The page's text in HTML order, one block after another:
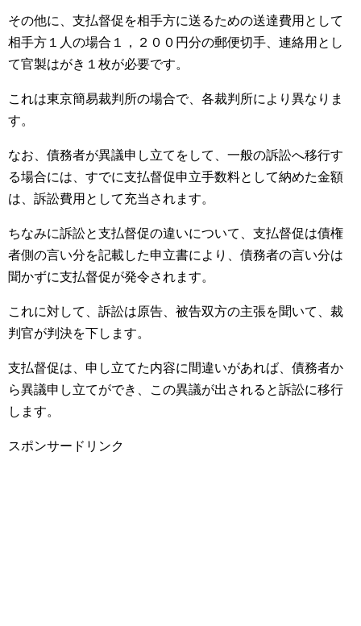
その他に、支払督促を相手方に送るための送達費用として
相手方１人の場合１，２００円分の郵便切手、連絡用とし
て官製はがき１枚が必要です。
これは東京簡易裁判所の場合で、各裁判所により異なりま
す。
なお、債務者が異議申し立てをして、一般の訴訟へ移行す
る場合には、すでに支払督促申立手数料として納めた金額
は、訴訟費用として充当されます。
ちなみに訴訟と支払督促の違いについて、支払督促は債権
者側の言い分を記載した申立書により、債務者の言い分は
聞かずに支払督促が発令されます。
これに対して、訴訟は原告、被告双方の主張を聞いて、裁
判官が判決を下します。
支払督促は、申し立てた内容に間違いがあれば、債務者か
ら異議申し立てができ、この異議が出されると訴訟に移行
します。
スポンサードリンク